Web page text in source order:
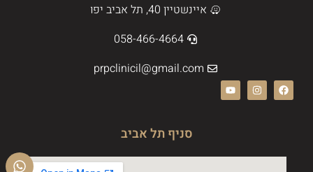
איינשטיין 40, תל אביב יפו
058-466-4664
prpclinicil@gmail.com
סניף תל אביב